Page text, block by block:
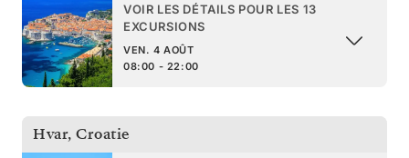
VOIR LES DÉTAILS POUR LES 13
EXCURSIONS
VEN. 4 AOÛT
08:00 - 22:00
Hvar, Croatie